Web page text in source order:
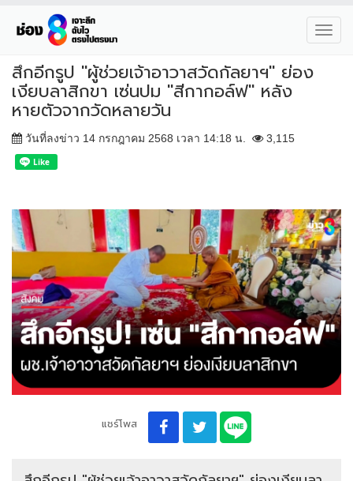
สึกอีกรูป "ผู้ช่วยเจ้าอาวาสวัดกัลยาฯ" ย่อง
เงียบลาสิกขา เซ่นปม "สีกากอล์ฟ" หลัง
หายตัวจากวัดหลายวัน
วันที่ลงข่าว 14 กรกฎาคม 2568 เวลา 14:18 น. 3,115
แชร์โพส